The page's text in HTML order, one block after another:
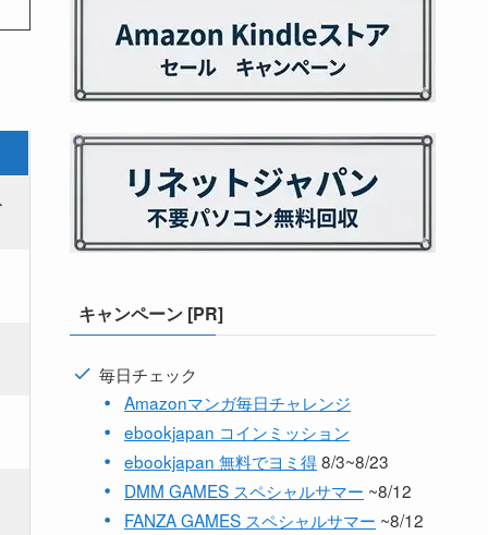
キャンペーン [PR]
毎日チェック
Amazonマンガ毎日チャレンジ
ebookjapan コインミッション
ebookjapan 無料でヨミ得8/3~8/23
DMM GAMES スペシャルサマー ~8/12
FANZA GAMES スペシャルサマー ~8/12